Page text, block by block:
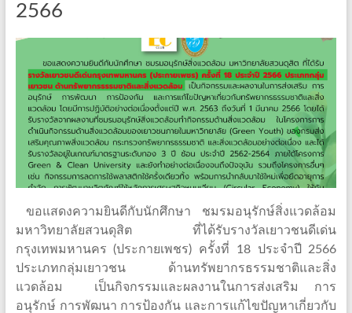
2566
ขอแสดงความยินดีกับนักศึกษา ชมรมอนุรักษ์สิ่งแวดล้อม
มหาวิทยาลัยสวนดุสิต ที่ได้รับรางวัลเยาวชนดีเด่น
กรุงเทพมหานคร (ประกายเพชร) ครั้งที่ 18 ประจำปี 2566
ประเภทกลุ่มเยาวชน ด้านทรัพยากรธรรมชาติและสิ่ง
แวดล้อม เป็นกิจกรรมและผลงานในการส่งเสริม การ
อนุรักษ์ การพัฒนา การป้องกัน และการแก้ไขปัญหาเกี่ยวกับ